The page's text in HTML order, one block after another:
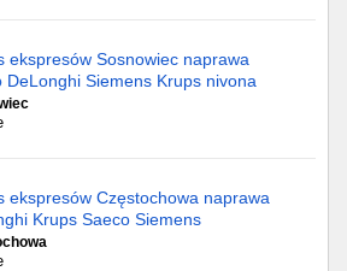
ekspresów Sosnowiec naprawa
DeLonghi Siemens Krups nivona
ekspresów Częstochowa naprawa
Krups Saeco Siemens